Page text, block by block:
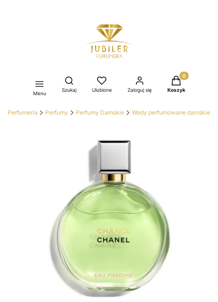
Menu
Otwórz wyszukiwarkę
Szukaj Ulubione Zaloguj się
Produkty w
Koszyk
Perfumeria Perfumy Perfumy Damskie Wody perfumowane damskie